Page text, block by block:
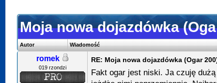
Moja nowa dojazdówka
Autor Wiadomość
romek
019 rzondzi
RE: Moja nowa dojazdówka (Ogar
Fakt ogar jest niski. Ja czuję